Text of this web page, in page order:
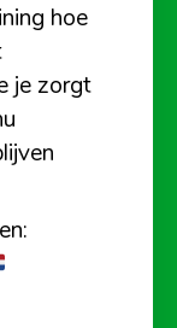
hoe
je zorgt